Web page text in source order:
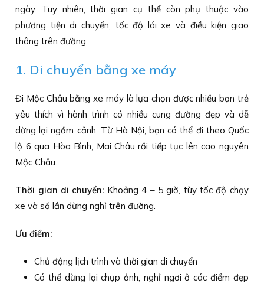
ngày. Tuy nhiên, thời gian cụ thể còn phụ thuộc vào
phương tiện di chuyển, tốc độ lái xe và điều kiện giao
thông trên đường.
1. Di chuyển bằng xe máy
Đi Mộc Châu bằng xe máy là lựa chọn được nhiều bạn trẻ
yêu thích vì hành trình có nhiều cung đường đẹp và dễ
dừng lại ngắm cảnh. Từ Hà Nội, bạn có thể đi theo Quốc
lộ 6 qua Hòa Bình, Mai Châu rồi tiếp tục lên cao nguyên
Mộc Châu.
Thời gian di chuyển: Khoảng 4 – 5 giờ, tùy tốc độ chạy
xe và số lần dừng nghỉ trên đường.
Ưu điểm:
Chủ động lịch trình và thời gian di chuyển
Có thể dừng lại chụp ảnh, nghỉ ngơi ở các điểm đẹp